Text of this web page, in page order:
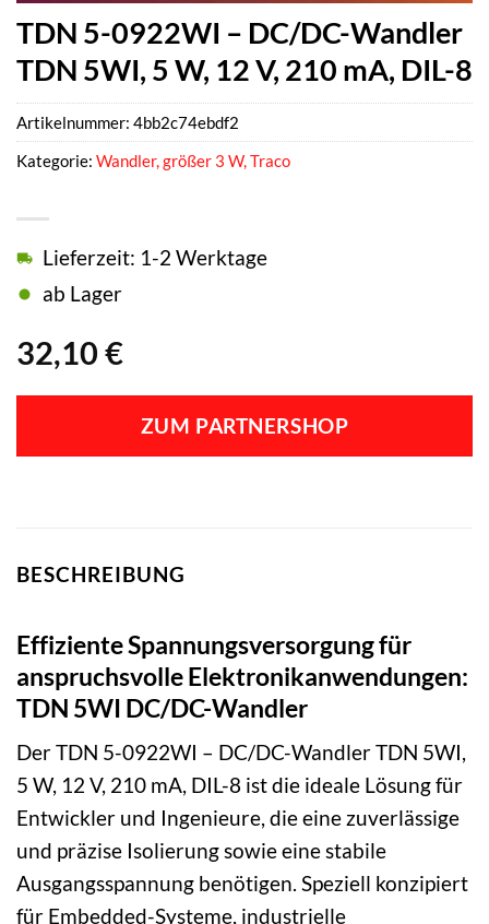
TDN 5-0922WI – DC/DC-Wandler
TDN 5WI, 5 W, 12 V, 210 mA, DIL-8
32,10 €
Lieferzeit: 1-2 Werktage
ab Lager
ZUM PARTNERSHOP
Artikelnummer: 4bb2c74ebdf2
Kategorie: Wandler, größer 3 W, Traco
BESCHREIBUNG
Effiziente Spannungsversorgung für
anspruchsvolle Elektronikanwendungen:
TDN 5WI DC/DC-Wandler
Der TDN 5-0922WI – DC/DC-Wandler TDN 5WI,
5 W, 12 V, 210 mA, DIL-8 ist die ideale Lösung für
Entwickler und Ingenieure, die eine zuverlässige
und präzise Isolierung sowie eine stabile
Ausgangsspannung benötigen. Speziell konzipiert
für Embedded-Systeme, industrielle